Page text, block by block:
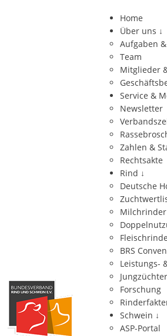
Home
Über uns ↓
Aufgaben
Team
Mitglieder
Service &
Newsletter
Zahlen &
Rechtsakte
Rind ↓
Deutsche
Milchrinder
BRS
Leistungs-
Jungzüchter
Forschung
Schwein ↓
ASP-Portal